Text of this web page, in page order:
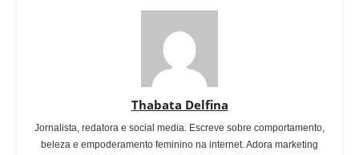
Thabata Delfina
Jornalista, redatora e social media. Escreve sobre comportamento,
beleza e empoderamento feminino na internet. Adora marketing